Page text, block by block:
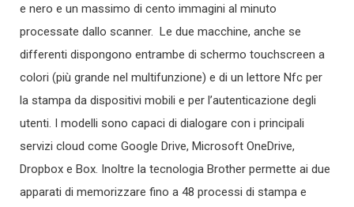
e nero e un massimo di cento immagini al minuto
processate dallo scanner. Le due macchine, anche se
differenti dispongono entrambe di schermo touchscreen a
colori (più grande nel multifunzione) e di un lettore Nfc per
la stampa da dispositivi mobili e per l’autenticazione degli
utenti. I modelli sono capaci di dialogare con i principali
servizi cloud come Google Drive, Microsoft OneDrive,
Dropbox e Box. Inoltre la tecnologia Brother permette ai due
apparati di memorizzare fino a 48 processi di stampa e